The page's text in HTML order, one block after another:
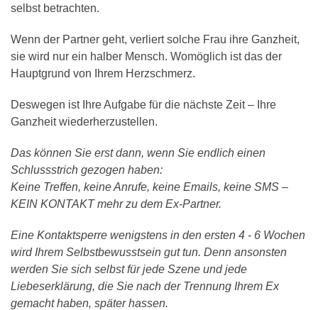
selbst betrachten.
Wenn der Partner geht, verliert solche Frau ihre Ganzheit,
sie wird nur ein halber Mensch. Womöglich ist das der
Hauptgrund von Ihrem Herzschmerz.
Deswegen ist Ihre Aufgabe für die nächste Zeit – Ihre
Ganzheit wiederherzustellen.
Das können Sie erst dann, wenn Sie endlich einen
Schlussstrich gezogen haben:
Keine Treffen, keine Anrufe, keine Emails, keine SMS –
KEIN KONTAKT mehr zu dem Ex-Partner.
Eine Kontaktsperre wenigstens in den ersten 4 - 6 Wochen
wird Ihrem Selbstbewusstsein gut tun. Denn ansonsten
werden Sie sich selbst für jede Szene und jede
Liebeserklärung, die Sie nach der Trennung Ihrem Ex
gemacht haben, später hassen.